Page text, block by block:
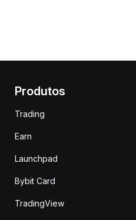
Produtos
Trading
Earn
Launchpad
Bybit Card
TradingView